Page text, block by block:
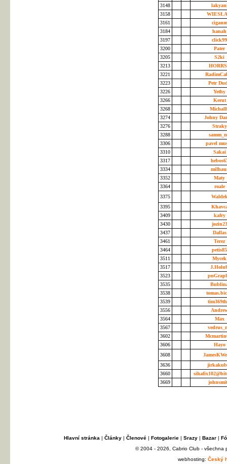
3148
3158
3161
3184
3197
3200
Pater
3205
S2ki
3213
3221
3223
Petr
3226
Yethy
3266
Kerut
3268
3274
Johny
3276
3288
3306
pavel
3310
Sakai
3317
3334
3352
Maty
3364
roale
3375
3395
3409
kafry
3430
3437
3461
Terez
3464
3511
3517
3523
3535
3538
3539
3556
3564
Max
3567
3602
3606
Hayo
3608
3636
3660
3669
Hlavní stránka | Články| Členové| Fotogalerie| Srazy| Bazar|
© 2004 - 2026, Cabrio Club - všechna
webhosting: Český